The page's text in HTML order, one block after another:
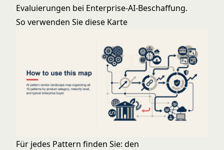
Evaluierungen bei Enterprise-AI-Beschaffung.
So verwenden Sie diese Karte
Für jedes Pattern finden Sie: den